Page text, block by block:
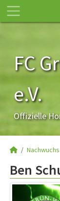
FC
e.V.
Offizielle
Nachwuchs
Ben